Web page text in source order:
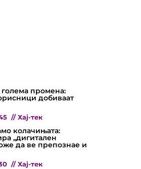
промена:
добиваат
// Хај-тек
колачињата:
„дигитален
да ве препознае и
// Хај-тек